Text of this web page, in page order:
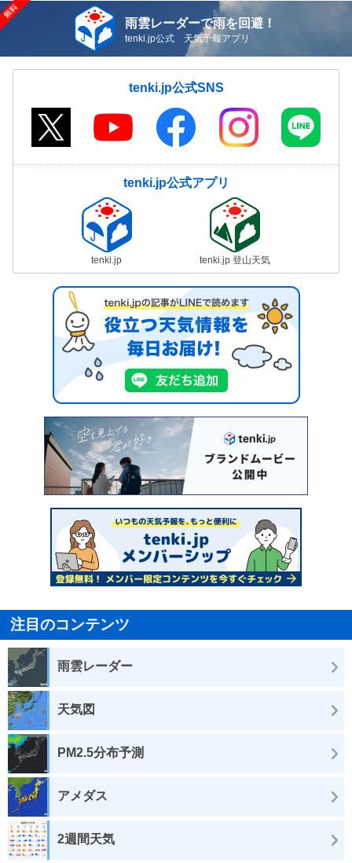
雨雲レーダーで雨を回避！
tenki.jp公式 天気予報アプリ
tenki.jp公式SNS
tenki.jp公式アプリ
tenki.jp tenki.jp 登山天気
注目のコンテンツ
雨雲レーダー
天気図
PM2.5分布予測
アメダス
2週間天気